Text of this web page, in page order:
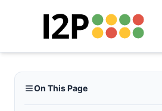
On This Page